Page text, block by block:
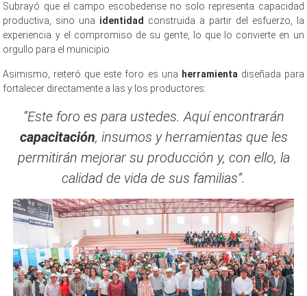
Subrayó que el campo escobedense no solo representa capacidad
productiva, sino una identidad construida a partir del esfuerzo, la
experiencia y el compromiso de su gente, lo que lo convierte en un
orgullo para el municipio.
Asimismo, reiteró que este foro es una herramientadiseñada para
fortalecer directamente a las y los productores:
“Este foro es para ustedes. Aquí encontrarán
capacitación, insumos y herramientas que les
permitirán mejorar su producción y, con ello, la
calidad de vida de sus familias”.